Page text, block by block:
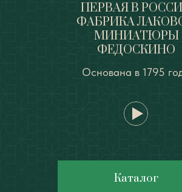
Каталог
ПЕРВАЯ В
ФАБРИКА
МИНИАТЮРЫ
ФЕДОСКИНО
Основана в 1795